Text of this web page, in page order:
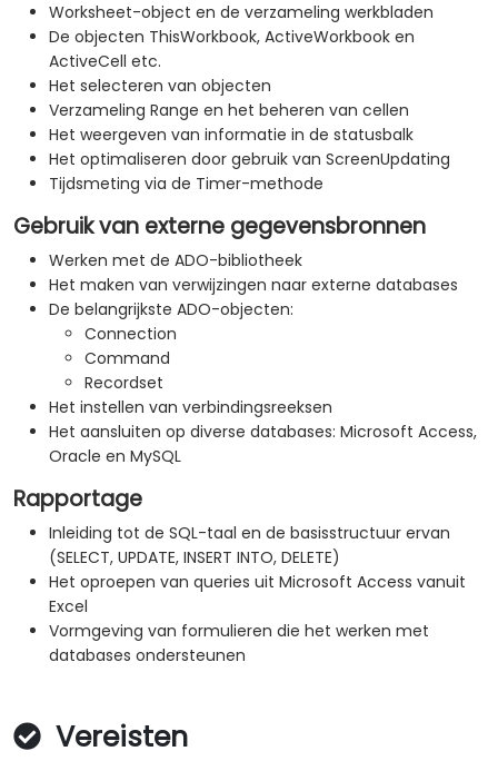
Worksheet-object en de verzameling werkbladen
De objecten ThisWorkbook, ActiveWorkbook en
ActiveCell etc.
Het selecteren van objecten
Verzameling Range en het beheren van cellen
Het weergeven van informatie in de statusbalk
Het optimaliseren door gebruik van ScreenUpdating
Tijdsmeting via de Timer-methode
Gebruik van externe gegevensbronnen
Werken met de ADO-bibliotheek
Het maken van verwijzingen naar externe databases
De belangrijkste ADO-objecten:
Connection
Command
Recordset
Het instellen van verbindingsreeksen
Het aansluiten op diverse databases: Microsoft Access,
Oracle en MySQL
Rapportage
Inleiding tot de SQL-taal en de basisstructuur ervan
(SELECT, UPDATE, INSERT INTO, DELETE)
Het oproepen van queries uit Microsoft Access vanuit
Excel
Vormgeving van formulieren die het werken met
databases ondersteunen
Vereisten